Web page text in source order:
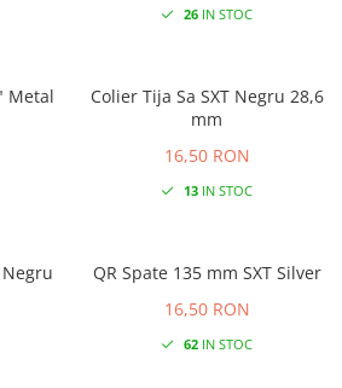
26IN STOC
Colier Tija Sa SXT Negru 28,6
mm
16,50 RON
13IN STOC
Negru
QR Spate 135 mm SXT Silver
16,50 RON
62IN STOC